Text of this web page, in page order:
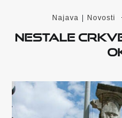
Najava Novosti
Nestale